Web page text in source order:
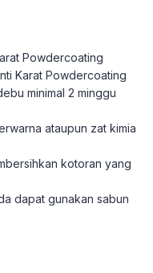
Powdercoating
Karat Powdercoating
minimal 2 minggu
ataupun zat kimia
kotoran yang
dapat gunakan sabun